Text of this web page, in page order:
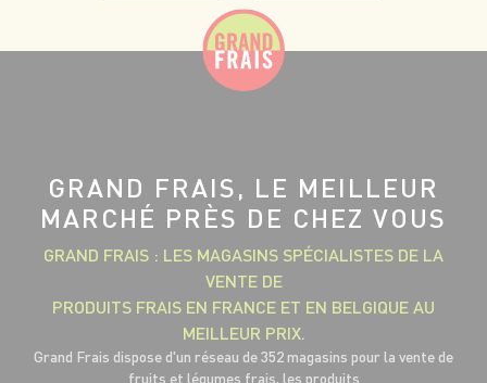
GRAND FRAIS, LE MEILLEUR
MARCHÉ PRÈS DE CHEZ VOUS
GRAND FRAIS : LES MAGASINS SPÉCIALISTES DE LA
VENTE DE
PRODUITS FRAIS EN FRANCE ET EN BELGIQUE AU
MEILLEUR PRIX.
Grand Frais dispose d'un réseau de 352 magasins pour la vente de
fruits et légumes frais, les produits